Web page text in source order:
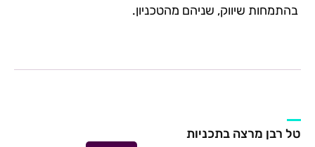
בהתמחות שיווק, שניהם מהטכניון.
טל רבן מרצה בתכניות